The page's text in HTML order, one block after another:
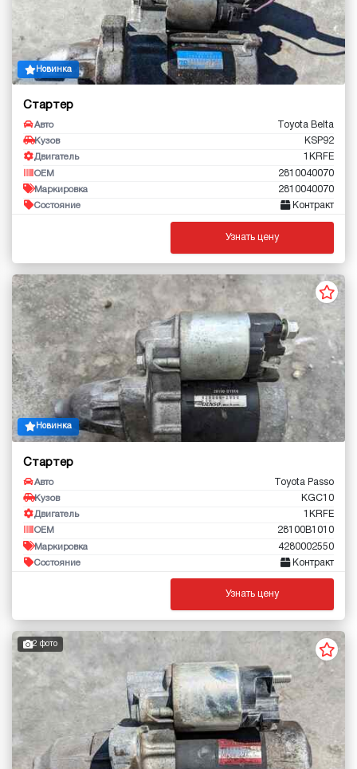
Новинка
Стартер
Авто Toyota Belta
Кузов KSP92
Двигатель 1KRFE
OEM 2810040070
Маркировка 2810040070
Состояние Контракт
Узнать цену
Новинка
Стартер
Авто Toyota Passo
Кузов KGC10
Двигатель 1KRFE
OEM 28100B1010
Маркировка 4280002550
Состояние Контракт
Узнать цену
2 фото